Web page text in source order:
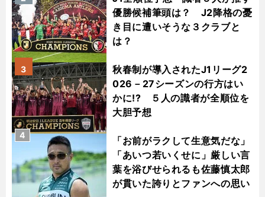
優勝候補筆頭は？ J2降格の憂
き目に遭いそうな３クラブと
は？
秋春制が導入されたJ1リーグ2
026－27シーズンの行方はい
かに!? ５人の識者が全順位を
大胆予想
3
「お前がラクして生意気だな」
「あいつ若いくせに」厳しい言
葉を浴びせられるも佐藤慎太郎
が貫いた誇りとファンへの思い
4